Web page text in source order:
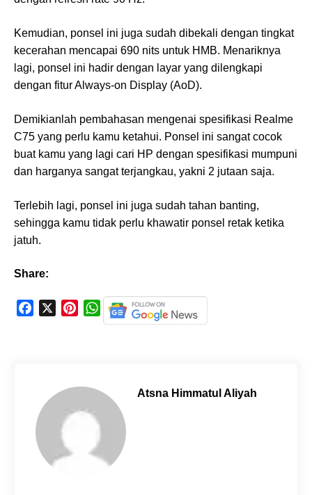
Kemudian, ponsel ini juga sudah dibekali dengan tingkat
kecerahan mencapai 690 nits untuk HMB. Menariknya
lagi, ponsel ini hadir dengan layar yang dilengkapi
dengan fitur Always-on Display (AoD).
Demikianlah pembahasan mengenai spesifikasi Realme
C75 yang perlu kamu ketahui. Ponsel ini sangat cocok
buat kamu yang lagi cari HP dengan spesifikasi mumpuni
dan harganya sangat terjangkau, yakni 2 jutaan saja.
Terlebih lagi, ponsel ini juga sudah tahan banting,
sehingga kamu tidak perlu khawatir ponsel retak ketika
jatuh.
Share:
k
e
W
h
A
Atsna Himmatul Aliyah